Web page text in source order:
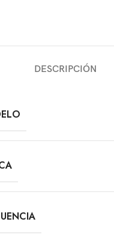
DESCRIPCIÓN